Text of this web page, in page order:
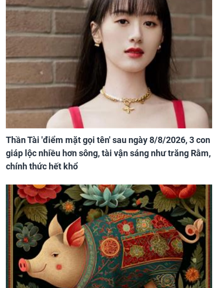
Thần Tài 'điểm mặt gọi tên' sau ngày 8/8/2026, 3 con
giáp lộc nhiều hơn sông, tài vận sáng như trăng Rằm,
chính thức hết khổ